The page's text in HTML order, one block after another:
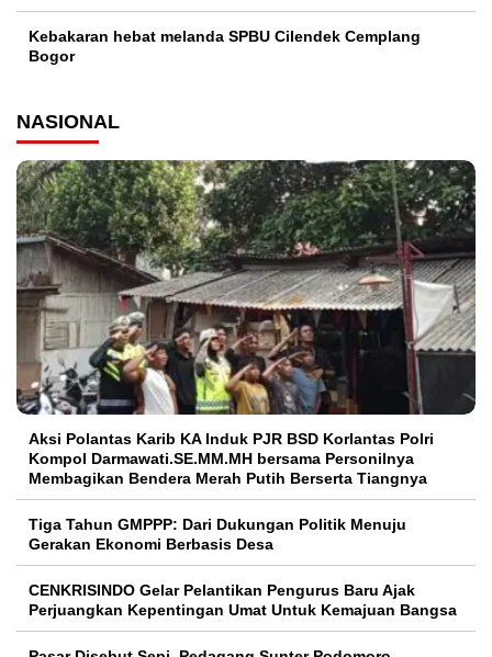
Kebakaran hebat melanda SPBU Cilendek Cemplang
Bogor
NASIONAL
Aksi Polantas Karib KA Induk PJR BSD Korlantas Polri
Kompol Darmawati.SE.MM.MH bersama Personilnya
Membagikan Bendera Merah Putih Berserta Tiangnya
Tiga Tahun GMPPP: Dari Dukungan Politik Menuju
Gerakan Ekonomi Berbasis Desa
CENKRISINDO Gelar Pelantikan Pengurus Baru Ajak
Perjuangkan Kepentingan Umat Untuk Kemajuan Bangsa